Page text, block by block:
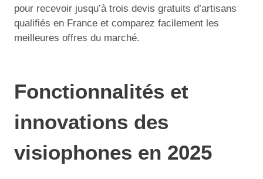
pour recevoir jusqu’à trois devis gratuits d’artisans
qualifiés en France et comparez facilement les
meilleures offres du marché.
Fonctionnalités et
innovations des
visiophones en 2025